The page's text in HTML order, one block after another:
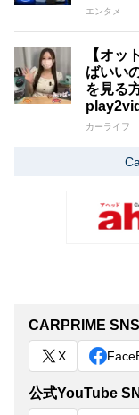
エンタメ
【オッ
ばいい
を見る
カーライフ
CARPRIME SNS
X
公式YouTube